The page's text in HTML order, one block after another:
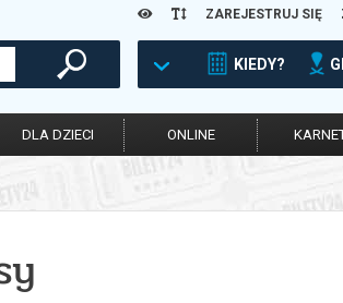
ZAREJESTRUJ SIĘ
KIEDY?
DLA DZIECI ONLINE